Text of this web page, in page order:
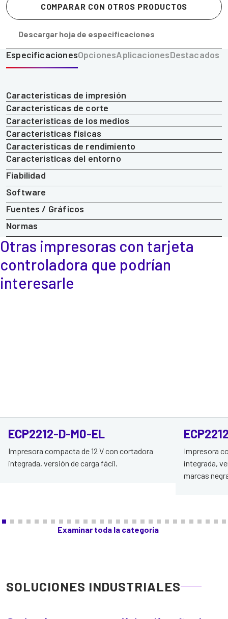
COMPARAR CON OTROS PRODUCTOS
Descargar hoja de especificaciones
EspecificacionesOpcionesAplicacionesDestacados
Características de impresión
Características de corte
Características de los medios
Características físicas
Características de rendimiento
Características del entorno
Fiabilidad
Software
Fuentes / Gráficos
Normas
Otras impresoras con tarjeta
controladora que podrían
interesarle
ECP2212-D-M0-EL
Impresora compacta de 12 V con cortadora
integrada, versión de carga fácil.
Impresora
integrada,
marcas
Examinar toda la categoría
SOLUCIONES INDUSTRIALES